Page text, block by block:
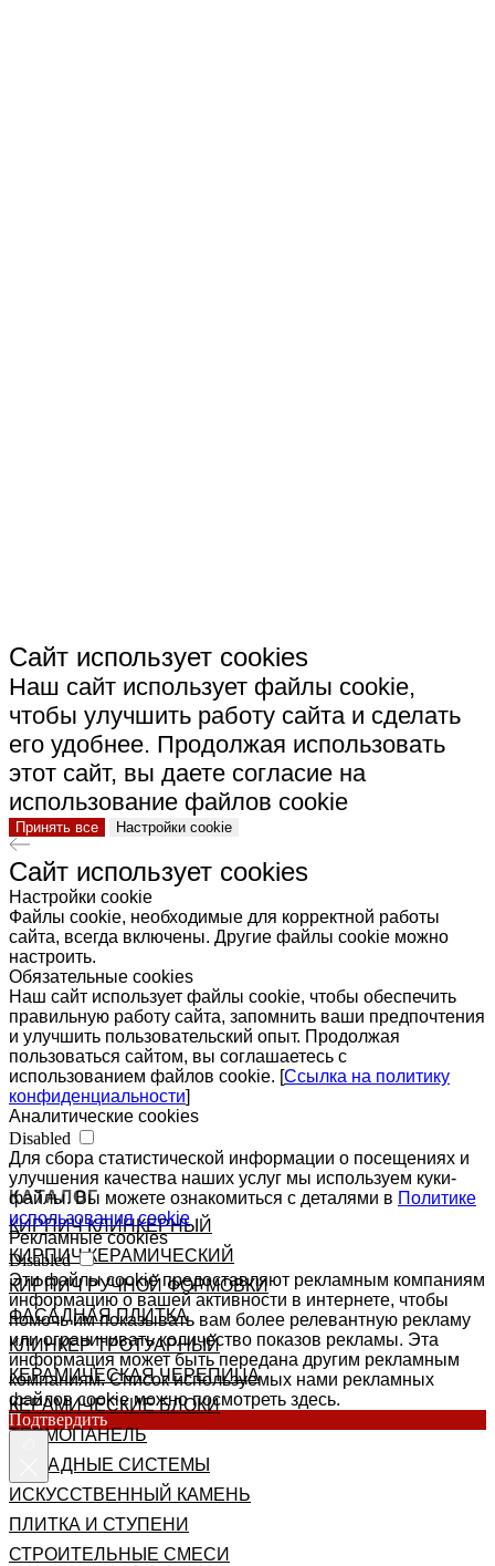
КАТАЛОГ
КИРПИЧ КЛИНКЕРНЫЙ
КИРПИЧ КЕРАМИЧЕСКИЙ
КИРПИЧ РУЧНОЙ ФОРМОВКИ
ФАСАДНАЯ ПЛИТКА
КЛИНКЕР ТРОТУАРНЫЙ
КЕРАМИЧЕСКАЯ ЧЕРЕПИЦА
КЕРАМИЧЕСКИЕ БЛОКИ
ТЕРМОПАНЕЛЬ
ФАСАДНЫЕ СИСТЕМЫ
ИСКУССТВЕННЫЙ КАМЕНЬ
ПЛИТКА И СТУПЕНИ
СТРОИТЕЛЬНЫЕ СМЕСИ
Сайт использует cookies
Наш сайт использует файлы cookie,
чтобы улучшить работу сайта и сделать
его удобнее. Продолжая использовать
этот сайт, вы даете согласие на
использование файлов cookie
Принять все Настройки cookie
Сайт использует cookies
Настройки cookie
Файлы cookie, необходимые для корректной работы
сайта, всегда включены. Другие файлы cookie можно
настроить.
Обязательные cookies
Наш сайт использует файлы cookie, чтобы обеспечить
правильную работу сайта, запомнить ваши предпочтения
и улучшить пользовательский опыт. Продолжая
пользоваться сайтом, вы соглашаетесь с
использованием файлов cookie. [Ссылка на политику
конфиденциальности]
Аналитические cookies
Disabled
Для сбора статистической информации о посещениях и
улучшения качества наших услуг мы используем куки-
файлы. Вы можете ознакомиться с деталями в Политике
использования cookie
Рекламные cookies
Disabled
Эти файлы cookie предоставляют рекламным компаниям
информацию о вашей активности в интернете, чтобы
помочь им показывать вам более релевантную рекламу
или ограничивать количество показов рекламы. Эта
информация может быть передана другим рекламным
компаниям. Список используемых нами рекламных
файлов cookie можно посмотреть здесь.
Подтвердить